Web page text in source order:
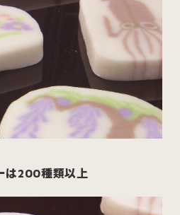
は200種類以上